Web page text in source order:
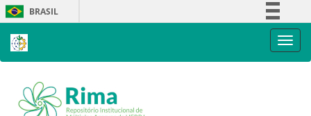
Skip
navigation
BRASIL